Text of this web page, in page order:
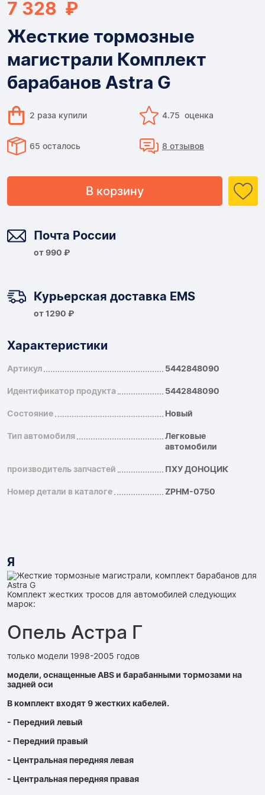
7 328 ₽
Жесткие тормозные
магистрали Комплект
барабанов Astra G
2 раза купили 4.75 оценка
65 осталось 8 отзывов
В корзину
Почта России
от 990 ₽
Курьерская доставка EMS
от 1290 ₽
Характеристики
Артикул 5442848090
Идентификатор продукта 5442848090
Состояние Новый
Тип автомобиля
Легковые
автомобили
производитель запчастей ПХУ ДОНОЦИК
Номер детали в каталоге ZPHM-0750
Я
Комплект жестких тросов для автомобилей следующих
марок:
Опель Астра Г
только модели 1998-2005 годов
модели, оснащенные ABS и барабанными тормозами на
задней оси
В комплект входят 9 жестких кабелей.
- Передний левый
- Передний правый
- Центральная передняя левая
- Центральная передняя правая